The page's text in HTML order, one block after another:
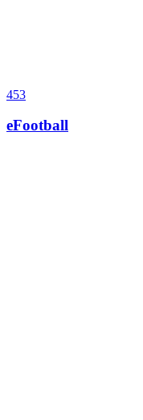
453
eFootball